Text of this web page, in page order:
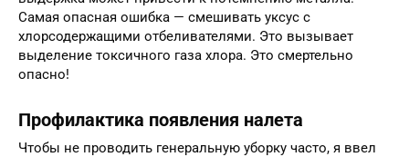
Самая опасная ошибка — смешивать уксус с
хлорсодержащими отбеливателями. Это вызывает
выделение токсичного газа хлора. Это смертельно
опасно!
Профилактика появления налета
Чтобы не проводить генеральную уборку часто, я ввел